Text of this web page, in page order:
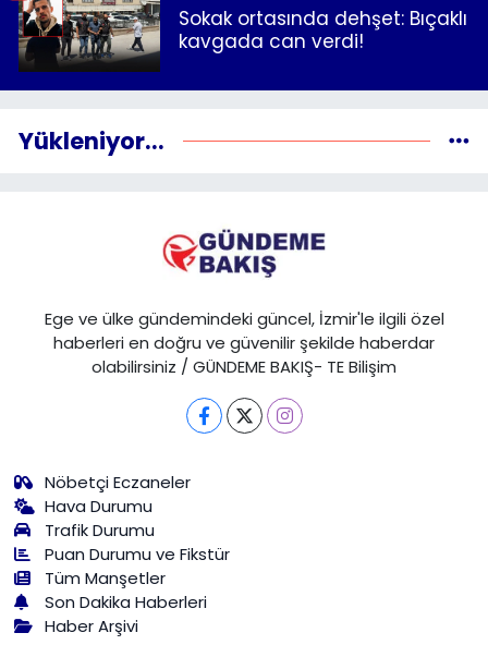
Sokak ortasında dehşet: Bıçaklı
kavgada can verdi!
Yükleniyor...
Ege ve ülke gündemindeki güncel, İzmir'le ilgili özel
haberleri en doğru ve güvenilir şekilde haberdar
olabilirsiniz / GÜNDEME BAKIŞ- TE Bilişim
Nöbetçi Eczaneler
Hava Durumu
Trafik Durumu
Puan Durumu ve Fikstür
Tüm Manşetler
Son Dakika Haberleri
Haber Arşivi